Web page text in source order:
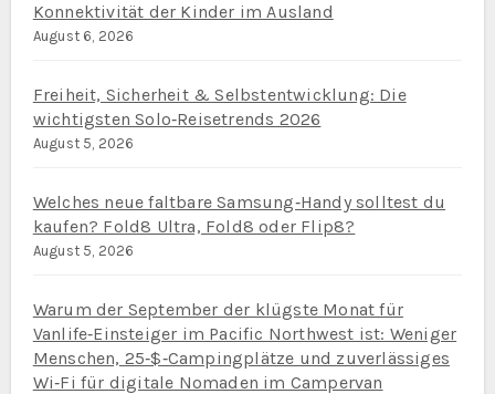
Konnektivität der Kinder im Ausland
August 6, 2026
Freiheit, Sicherheit & Selbstentwicklung: Die
wichtigsten Solo‑Reisetrends 2026
August 5, 2026
Welches neue faltbare Samsung‑Handy solltest du
kaufen? Fold8 Ultra, Fold8 oder Flip8?
August 5, 2026
Warum der September der klügste Monat für
Vanlife‑Einsteiger im Pacific Northwest ist: Weniger
Menschen, 25‑$‑Campingplätze und zuverlässiges
Wi‑Fi für digitale Nomaden im Campervan